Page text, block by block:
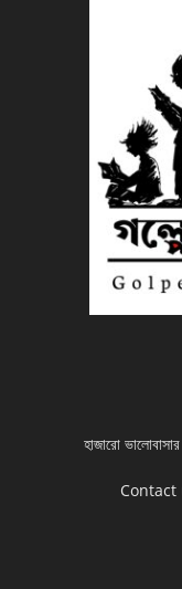
হাজারো
Contact